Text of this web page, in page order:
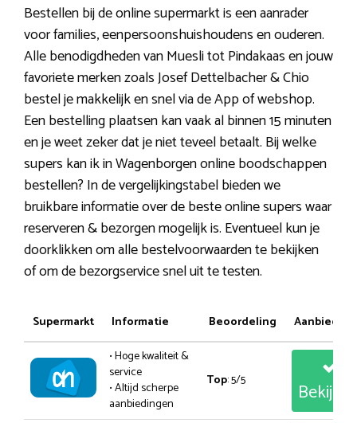
Bestellen bij de online supermarkt is een aanrader
voor families, eenpersoonshuishoudens en ouderen.
Alle benodigdheden van Muesli tot Pindakaas en jouw
favoriete merken zoals Josef Dettelbacher & Chio
bestel je makkelijk en snel via de App of webshop.
Een bestelling plaatsen kan vaak al binnen 15 minuten
en je weet zeker dat je niet teveel betaalt. Bij welke
supers kan ik in Wagenborgen online boodschappen
bestellen? In de vergelijkingstabel bieden we
bruikbare informatie over de beste online supers waar
reserveren & bezorgen mogelijk is. Eventueel kun je
doorklikken om alle bestelvoorwaarden te bekijken
of om de bezorgservice snel uit te testen.
Supermarkt Informatie Beoordeling
• Hoge kwaliteit &
service
• Altijd scherpe
aanbiedingen
Top: 5/5